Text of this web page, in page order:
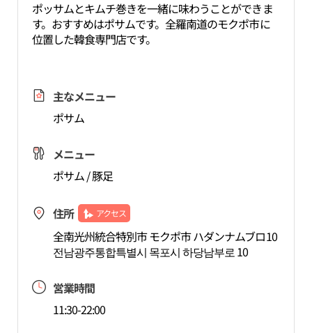
ポッサムとキムチ巻きを一緒に味わうことができま
す。おすすめはポサムです。全羅南道のモクポ市に
位置した韓食専門店です。
主なメニュー
ポサム
メニュー
ポサム / 豚足
住所 アクセス
全南光州統合特別市 モクポ市 ハダンナムブロ10
전남광주통합특별시 목포시 하당남부로 10
営業時間
11:30-22:00